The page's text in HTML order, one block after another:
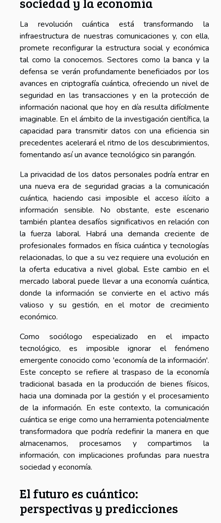
La revolución cuántica está transformando la
infraestructura de nuestras comunicaciones y, con ella,
promete reconfigurar la estructura social y económica
tal como la conocemos. Sectores como la banca y la
defensa se verán profundamente beneficiados por los
avances en criptografía cuántica, ofreciendo un nivel de
seguridad en las transacciones y en la protección de
información nacional que hoy en día resulta difícilmente
imaginable. En el ámbito de la investigación científica, la
capacidad para transmitir datos con una eficiencia sin
precedentes acelerará el ritmo de los descubrimientos,
fomentando así un avance tecnológico sin parangón.
La privacidad de los datos personales podría entrar en
una nueva era de seguridad gracias a la comunicación
cuántica, haciendo casi imposible el acceso ilícito a
información sensible. No obstante, este escenario
también plantea desafíos significativos en relación con
la fuerza laboral. Habrá una demanda creciente de
profesionales formados en física cuántica y tecnologías
relacionadas, lo que a su vez requiere una evolución en
la oferta educativa a nivel global. Este cambio en el
mercado laboral puede llevar a una economía cuántica,
donde la información se convierte en el activo más
valioso y su gestión, en el motor de crecimiento
económico.
Como sociólogo especializado en el impacto
tecnológico, es imposible ignorar el fenómeno
emergente conocido como 'economía de la información'.
Este concepto se refiere al traspaso de la economía
tradicional basada en la producción de bienes físicos,
hacia una dominada por la gestión y el procesamiento
de la información. En este contexto, la comunicación
cuántica se erige como una herramienta potencialmente
transformadora que podría redefinir la manera en que
almacenamos, procesamos y compartimos la
información, con implicaciones profundas para nuestra
sociedad y economía.
El futuro es cuántico:
perspectivas y predicciones